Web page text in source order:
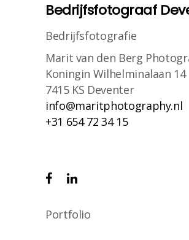
Bedrijfsfotograaf
Bedrijfsfotografie
Marit van den Berg
Koningin Wilhelminalaan 14
7415 KS Deventer
info@maritphotography.nl
+31 654 72 34 15
Portfolio